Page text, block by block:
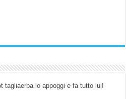
tagliaerba lo appoggi e fa tutto lui!